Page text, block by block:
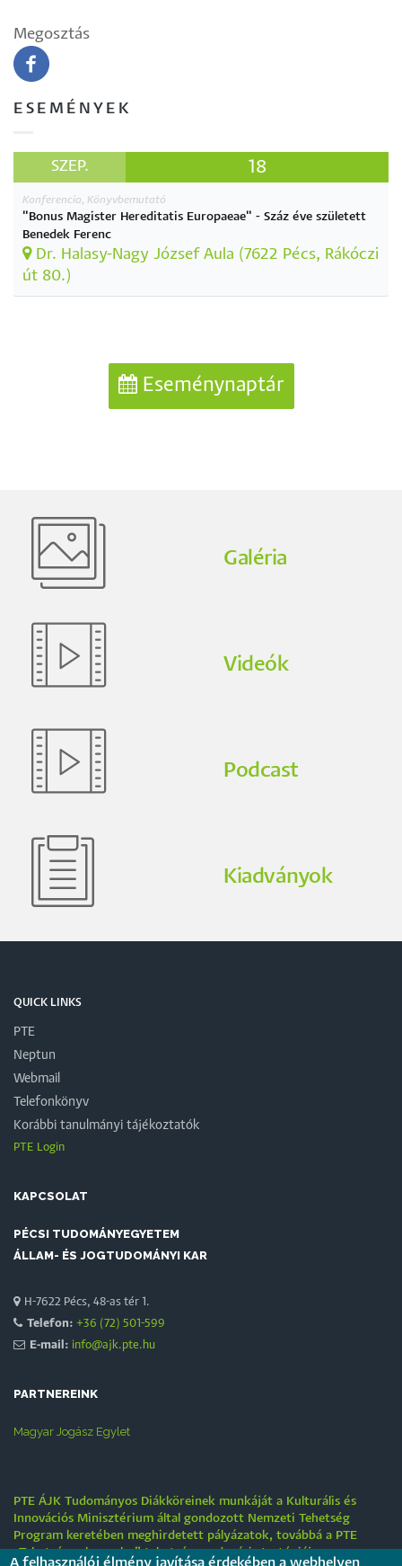
Megosztás
ESEMÉNYEK
SZEP. 18
Konferencia, Könyvbemutató
"Bonus Magister Hereditatis Europaeae" - Száz éve született
Benedek Ferenc
Dr. Halasy-Nagy József Aula (7622 Pécs, Rákóczi
út 80.)
Eseménynaptár
Galéria
Videók
Podcast
Kiadványok
QUICK LINKS
PTE
Neptun
Webmail
Telefonkönyv
Korábbi tanulmányi tájékoztatók
PTE Login
KAPCSOLAT
PÉCSI TUDOMÁNYEGYETEM
ÁLLAM- ÉS JOGTUDOMÁNYI KAR
H-7622 Pécs, 48-as tér 1.
Telefon: +36 (72) 501-599
E-mail: info@ajk.pte.hu
PARTNEREINK
Magyar Jogász Egylet
PTE ÁJK Tudományos Diákköreinek munkáját a Kulturális és
Innovációs Minisztérium által gondozott Nemzeti Tehetség
Program keretében meghirdetett pályázatok, továbbá a PTE
„Tehetségre hangolva” tehetséggondozási stratégiája
A felhasználói élmény javítása érdekében a webhelyen